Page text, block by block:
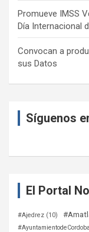
Promueve IMSS
Día Internacional
Convocan a
sus Datos
Síguenos
El Portal
#Ajedrez (10)
#AyuntamientodeCordoba